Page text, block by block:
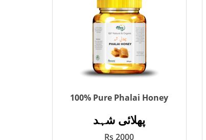
100% Pure Phalai Honey
پھلائی شہد
Rs 2000